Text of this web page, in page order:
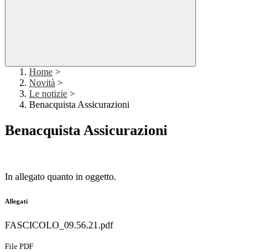
Home >
Novità >
Le notizie >
Benacquista Assicurazioni
Benacquista Assicurazioni
In allegato quanto in oggetto.
Allegati
FASCICOLO_09.56.21.pdf
File PDF